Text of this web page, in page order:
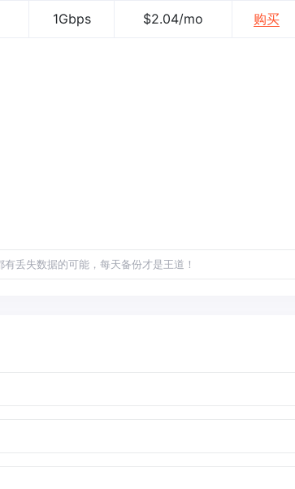
1Gbps $2.04/mo 购买
丢失数据的可能，每天备份才是王道！